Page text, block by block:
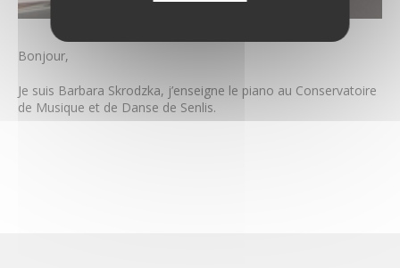
Claire Guilissen
Alexandre Koneski
Julien Le Roux
Carlos Marin
Yohann Preel
Cécile Saquet
Simon Schembri
Bonjour,
Je suis Barbara Skrodzka, j’enseigne le piano au Conservatoire
de Musique et de Danse de Senlis.